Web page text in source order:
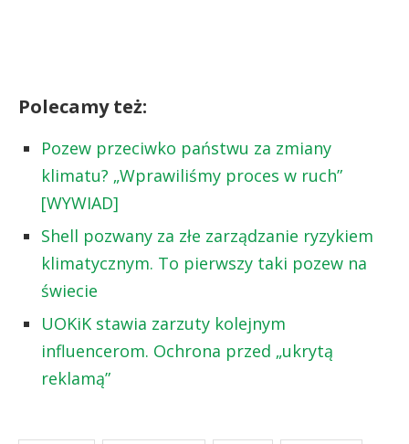
Polecamy też:
Pozew przeciwko państwu za zmiany
klimatu? „Wprawiliśmy proces w ruch”
[WYWIAD]
Shell pozwany za złe zarządzanie ryzykiem
klimatycznym. To pierwszy taki pozew na
świecie
UOKiK stawia zarzuty kolejnym
influencerom. Ochrona przed „ukrytą
reklamą”